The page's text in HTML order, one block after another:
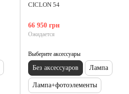
CICLON 54
66 950 грн
Ожидается
Выберите аксессуары
Без аксессуаров Лампа
Лампа+фотоэлементы